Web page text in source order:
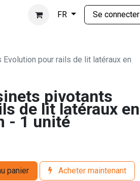
FR Se connecter
pour rails de lit latéraux en
pivotants
de lit latéraux en
- 1 unité
panier Acheter maintenant